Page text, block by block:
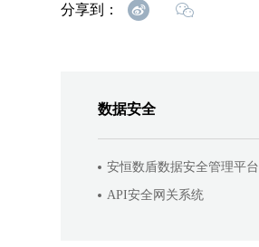
分享到：
数据安全
安恒数盾数据安全管理平台
API安全网关系统